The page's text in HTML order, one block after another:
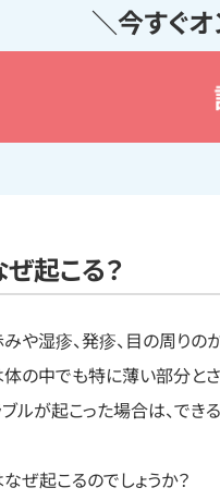
＼今すぐ
起こる？
や湿疹、発疹、目の周り
体の中でも特に薄い部分と
ルが起こった場合は、でき
ぜ起こるのでしょうか？